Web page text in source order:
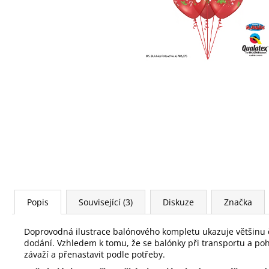
Popis Související (3) Diskuze Značka
Doprovodná ilustrace balónového kompletu ukazuje
dodání. Vzhledem k tomu, že se balónky při transportu a
závaží a přenastavit podle potřeby.
LATEXOVÝ BALÓNEK QUESTION MARKS
- 40 CM / PLNĚNÝ KONFETY